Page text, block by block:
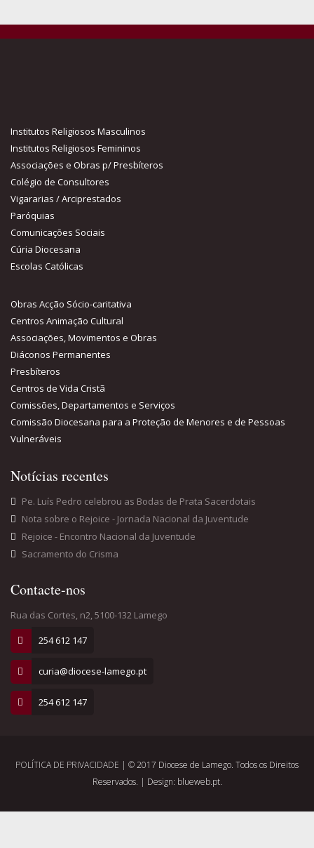
Institutos Religiosos Masculinos
Institutos Religiosos Femininos
Associações e Obras p/ Presbíteros
Colégio de Consultores
Vigararias / Arciprestados
Paróquias
Comunicações Sociais
Cúria Diocesana
Escolas Católicas
Obras Acção Sócio-caritativa
Centros Animação Cultural
Associações, Movimentos e Obras
Diáconos Permanentes
Presbíteros
Centros de Vida Cristã
Comissões, Departamentos e Serviços
Comissão Diocesana para a Proteção de Menores e de Pessoas
Vulneráveis
Notícias recentes
Pe. Luís Pedro celebrou as Bodas de Prata Sacerdotais
Nota sobre o Rejoice - Jornada Nacional da Juventude
Rejoice - Encontro Nacional da Juventude
Sacramento do Crisma
Contacte-nos
Rua das Cortes, n2, 5100-132 Lamego
254 612 147
curia@diocese-lamego.pt
254 612 147
POLÍTICA DE PRIVACIDADE | © 2017 Diocese de Lamego. Todos os Direitos
Reservados. | Design: blueweb.pt.